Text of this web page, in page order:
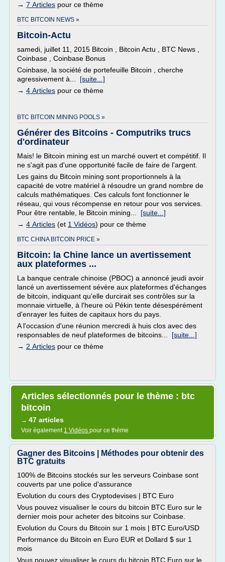
→ 7 Articles pour ce thème
BTC BITCOIN NEWS »
Bitcoin-Actu
samedi, juillet 11, 2015 Bitcoin , Bitcoin Actu , BTC News ,
Coinbase , Coinbase Bonus
Coinbase, la société de portefeuille Bitcoin , cherche
agressivement à... [suite...]
→ 4 Articles pour ce thème
BTC BITCOIN MINING POOLS »
Générer des Bitcoins - Computriks trucs
d'ordinateur
Mais! le Bitcoin mining est un marché ouvert et compétitif. Il
ne s'agit pas d'une opportunité facile de faire de l'argent.
Les gains du Bitcoin mining sont proportionnels à la
capacité de votre matériel à résoudre un grand nombre de
calculs mathématiques. Ces calculs font fonctionner le
réseau, qui vous récompense en retour pour vos services.
Pour être rentable, le Bitcoin mining... [suite...]
→ 4 Articles (et 1 Vidéos) pour ce thème
BTC CHINA BITCOIN PRICE »
Bitcoin: la Chine lance un avertissement
aux plateformes ...
La banque centrale chinoise (PBOC) a annoncé jeudi avoir
lancé un avertissement sévère aux plateformes d'échanges
de bitcoin, indiquant qu'elle durcirait ses contrôles sur la
monnaie virtuelle, à l'heure où Pékin tente désespérément
d'enrayer les fuites de capitaux hors du pays.
A l'occasion d'une réunion mercredi à huis clos avec des
responsables de neuf plateformes de bitcoins... [suite...]
→ 2 Articles pour ce thème
Articles sélectionnés pour le thème : btc
bitcoin
→ 47 articles
Voir également 1 Vidéos pour ce thème
Gagner des Bitcoins | Méthodes pour obtenir des
BTC gratuits
100% de Bitcoins stockés sur les serveurs Coinbase sont
couverts par une police d'assurance
Evolution du cours des Cryptodevises | BTC Euro
Vous pouvez visualiser le cours du bitcoin BTC Euro sur le
dernier mois pour acheter des bitcoins sur Coinbase.
Evolution du Cours du Bitcoin sur 1 mois | BTC Euro/USD
Performance du Bitcoin en Euro EUR et Dollard $ sur 1
mois
Vous pouvez visualiser le cours du bitcoin BTC Euro sur le